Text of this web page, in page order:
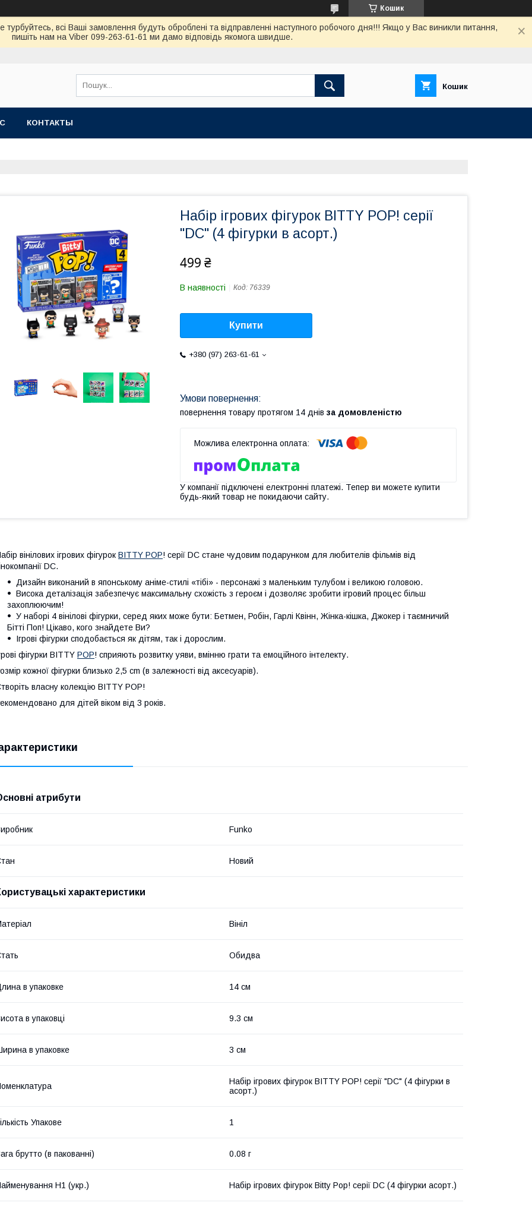
Кошик
всi Вашi замовлення будуть обробленi та вiдправленнi наступного робочого дня!!! Якщо у Вас виникли питання,
пишiть нам на Viber 099-263-61-61 ми дамо вiдповiдь якомога швидше.
Кошик
КОНТАКТЫ
Набір ігрових фігурок BITTY POP! серії
"DC" (4 фігурки в асорт.)
499 ₴
В наявності Код: 76339
Купити
+380 (97) 263-61-61
повернення товару протягом 14 днів за домовленістю
У компанії підключені електронні платежі. Тепер ви можете купити
будь-який товар не покидаючи сайту.
вінілових ігрових фігурок BITTY POP! серії DC стане чудовим подарунком для любителів фільмів від
DC.
Дизайн виконаний в японському аніме-стилі «тібі» - персонажі з маленьким тулубом і великою головою.
Висока деталізація забезпечує максимальну схожість з героєм і дозволяє зробити ігровий процес більш
захоплюючим!
У наборі 4 вінілові фігурки, серед яких може бути: Бетмен, Робін, Гарлі Квінн, Жінка-кішка, Джокер і таємничий
Бітті Поп! Цікаво, кого знайдете Ви?
Ігрові фігурки сподобається як дітям, так і дорослим.
фігурки BITTY POP! сприяють розвитку уяви, вмінню грати та емоційного інтелекту.
кожної фігурки близько 2,5 cm (в залежності від аксесуарів).
власну колекцію BITTY POP!
для дітей віком від 3 років.
атрибути
Funko
Новий
характеристики
Вініл
Обидва
в упаковке 14 см
в упаковці 9.3 см
в упаковке 3 см
Набір ігрових фігурок BITTY POP! серії "DC" (4 фігурки в
асорт.)
Упакове 1
брутто (в пакованні) 0.08 г
Н1 (укр.) Набір ігрових фігурок Bitty Pop! серії DC (4 фігурки асорт.)